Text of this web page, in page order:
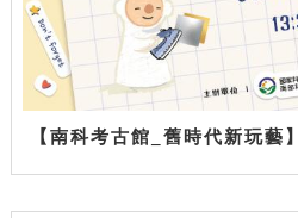
【南科考古館_舊時代新玩藝